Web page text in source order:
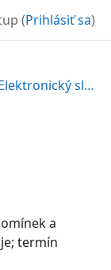
(Prihlásiť sa)
Elektronický slovník psychologických pojmů
a
termín